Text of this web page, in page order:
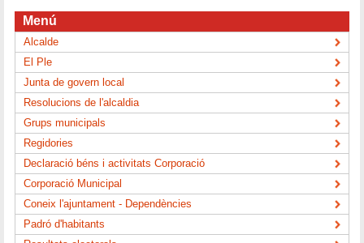
Menú
Alcalde
El Ple
Junta de govern local
Resolucions de l'alcaldia
Grups municipals
Regidories
Declaració béns i activitats Corporació
Corporació Municipal
Coneix l'ajuntament - Dependències
Padró d'habitants